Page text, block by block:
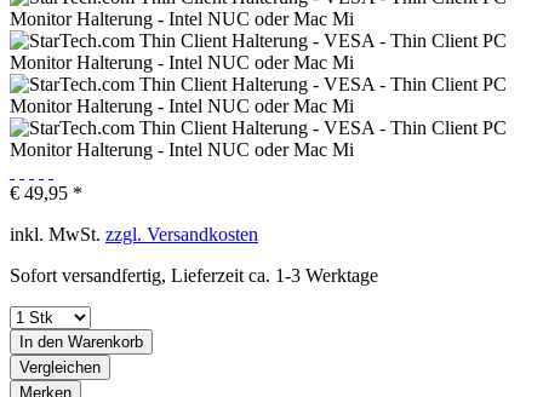
€ 49,95 *
inkl. MwSt. zzgl. Versandkosten
Sofort versandfertig, Lieferzeit ca. 1-3 Werktage
In den Warenkorb
Vergleichen
Merken